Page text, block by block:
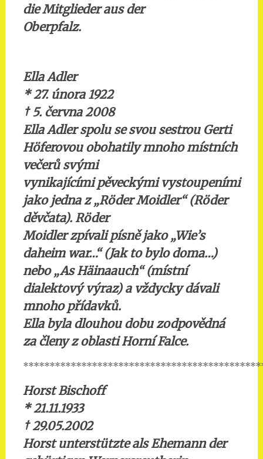
die Mitglieder aus der
Oberpfalz.
Ella Adler
* 27. února 1922
† 5. června 2008
Ella Adler spolu se svou sestrou Gerti
Höferovou obohatily mnoho místních
večerů svými
vynikajícími pěveckými vystoupeními
jako jedna z „Röder Moidler“ (Röder
děvčata). Röder
Moidler zpívali písně jako „Wie’s
daheim war…“ (Jak to bylo doma…)
nebo „As Häinaauch“ (místní
dialektový výraz) a vždycky dávali
mnoho přídavků.
Ella byla dlouhou dobu zodpovědná
za členy z oblasti Horní Falce.
Horst Bischoff
* 21.11.1933
† 29.05.2002
Horst unterstützte als Ehemann der